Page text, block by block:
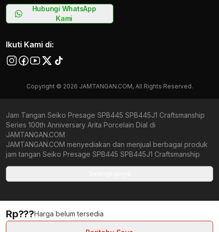
Hubungi WhatsApp
Kami
Ikuti Kami di:
Copyright © 2026 JAMTANGAN.COM, All Rights Reserved.
Jam Tangan Seiko Presage SPB445 SPB445J1 Craftsmanship
Series 100th Anniversary Arita Porcelain Dial di
JAMTANGAN.COM
JAMTANGAN.COM menyediakan dan menjual berbagai produk
jam tangan Seiko Presage SPB445 SPB445J1 Craftsmanship
berkomitmen untuk memberi penawaran terbaik bagi setiap
tersedia merupakan produk jam tangan original, berkualitas
tinggi, dan memiliki harga yang lebih terjangkau dari toko online
Indonesia lainnya. Anda, watchlovers, merupakan prioritas
Harga belum tersedia
Rp???